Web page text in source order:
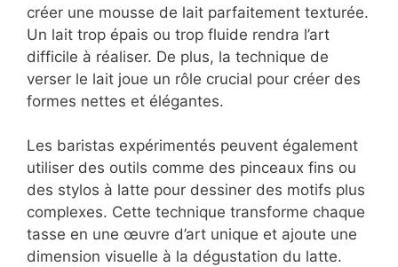
créer une mousse de lait parfaitement texturée.
Un lait trop épais ou trop fluide rendra l’art
difficile à réaliser. De plus, la technique de
verser le lait joue un rôle crucial pour créer des
formes nettes et élégantes.
Les baristas expérimentés peuvent également
utiliser des outils comme des pinceaux fins ou
des stylos à latte pour dessiner des motifs plus
complexes. Cette technique transforme chaque
tasse en une œuvre d’art unique et ajoute une
dimension visuelle à la dégustation du latte.